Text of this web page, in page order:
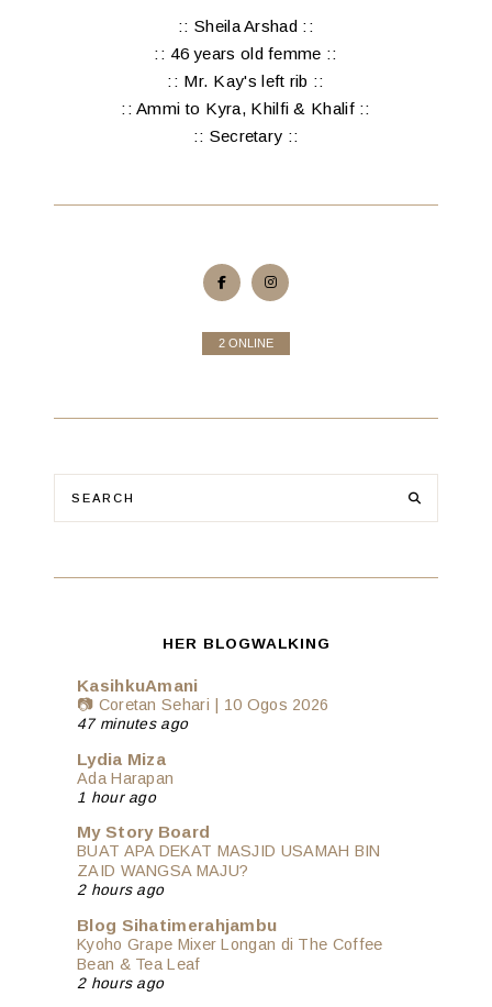
:: Sheila Arshad ::
:: 46 years old femme ::
:: Mr. Kay's left rib ::
:: Ammi to Kyra, Khilfi & Khalif ::
:: Secretary ::
2 ONLINE
HER BLOGWALKING
KasihkuAmani
📷 Coretan Sehari | 10 Ogos 2026
47 minutes ago
Lydia Miza
Ada Harapan
1 hour ago
My Story Board
BUAT APA DEKAT MASJID USAMAH BIN
ZAID WANGSA MAJU?
2 hours ago
Blog Sihatimerahjambu
Kyoho Grape Mixer Longan di The Coffee
Bean & Tea Leaf
2 hours ago